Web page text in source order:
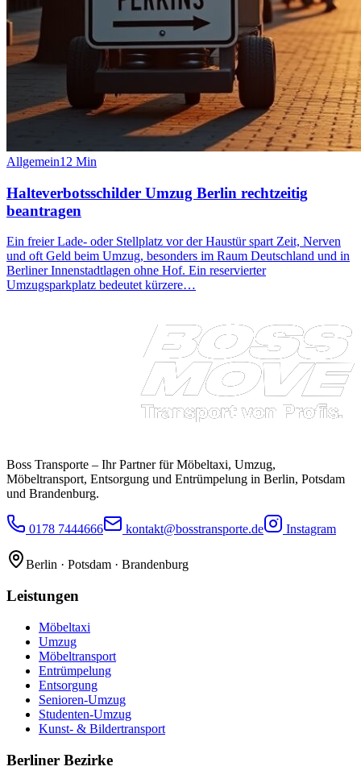
Allgemein12 Min
Halteverbotsschilder Umzug Berlin rechtzeitig
beantragen
Ein freier Lade- oder Stellplatz vor der Haustür spart Zeit, Nerven
und oft Geld beim Umzug, besonders im Raum Deutschland und in
Berliner Innenstadtlagen ohne Hof. Ein reservierter
Umzugsparkplatz bedeutet kürzere…
Boss Transporte – Ihr Partner für Möbeltaxi, Umzug,
Möbeltransport, Entsorgung und Entrümpelung in Berlin, Potsdam
und Brandenburg.
0178 7444666 kontakt@bosstransporte.de Instagram
Berlin · Potsdam · Brandenburg
Leistungen
Möbeltaxi
Umzug
Möbeltransport
Entrümpelung
Entsorgung
Senioren-Umzug
Studenten-Umzug
Kunst- & Bildertransport
Berliner Bezirke